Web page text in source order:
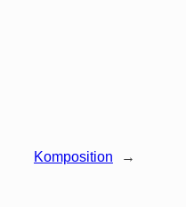
Komposition →